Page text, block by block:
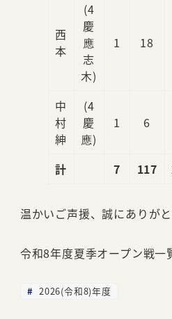
西
本
(4
慶
應
志
木)
1 18
中
村
紳
(4
慶
應)
1 6
計 7 117
温かいご声援、誠にありが
令和8年度夏季オープン戦一
2026(令和8)年度